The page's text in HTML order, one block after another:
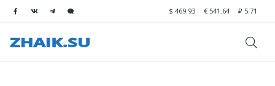
$ 469.93 € 541.64 ₽ 5.71